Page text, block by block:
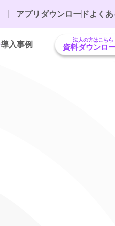
アプリダウンロードよく
導入事例 法人の方はこちら
資料ダウンロ